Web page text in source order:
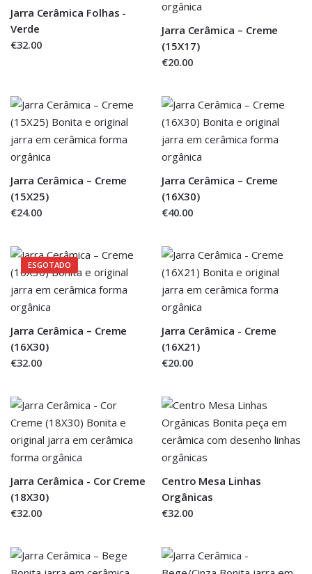
Jarra Cerâmica Folhas -
Verde
€32.00
Jarra Cerâmica – Creme
(15X17)
€20.00
Jarra Cerâmica – Creme
(15X25)
€24.00
Jarra Cerâmica – Creme
(16X30)
€40.00
ESGOTADO
Jarra Cerâmica – Creme
(16X30)
€32.00
Jarra Cerâmica - Creme
(16X21)
€20.00
Jarra Cerâmica - Cor Creme
(18X30)
€32.00
Centro Mesa Linhas
Orgânicas
€32.00